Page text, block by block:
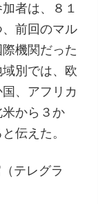
者は、８１
前回のマル
機関だった
別では、欧
、アフリカ
から３か
伝えた。